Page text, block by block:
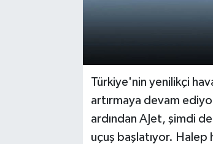
Türkiye'nin yenilikçi
artırmaya devam
ardından AJet, şimdi
uçuş başlatıyor. Halep